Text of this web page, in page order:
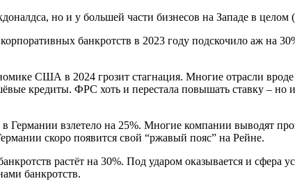
но и у большей части бизнесов на Западе в целом
банкротств в 2023 году подскочило аж на
США в 2024 грозит стагнация. Многие отрасли
кредиты. ФРС хоть и перестала повышать ставку – но
взлетело на 25%. Многие компании выводят
скоро появится свой “ржавый пояс” на Рейне.
растёт на 30%. Под ударом оказывается и сфера
банкротств.